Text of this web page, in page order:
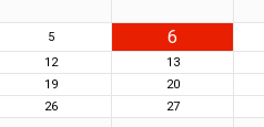
5 6
12 13
19 20
26 27